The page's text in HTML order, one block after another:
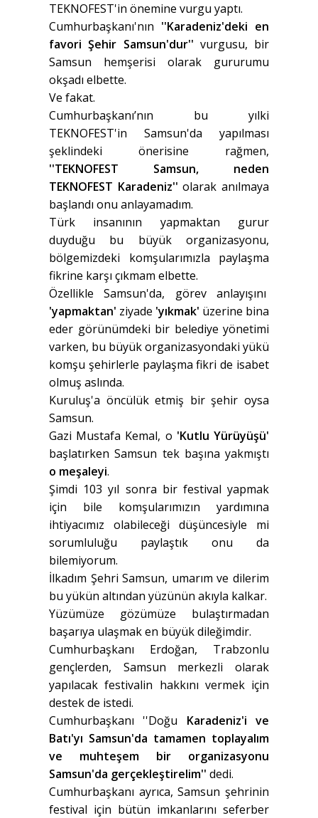
TEKNOFEST'in önemine vurgu yaptı.
Cumhurbaşkanı'nın ''Karadeniz'deki en
favori Şehir Samsun'dur'' vurgusu, bir
Samsun hemşerisi olarak gururumu
okşadı elbette.
Ve fakat.
Cumhurbaşkanı’nın bu yılki
TEKNOFEST'in Samsun'da yapılması
şeklindeki önerisine rağmen,
''TEKNOFEST Samsun, neden
TEKNOFEST Karadeniz'' olarak anılmaya
başlandı onu anlayamadım.
Türk insanının yapmaktan gurur
duyduğu bu büyük organizasyonu,
bölgemizdeki komşularımızla paylaşma
fikrine karşı çıkmam elbette.
Özellikle Samsun'da, görev anlayışını
'yapmaktan' ziyade 'yıkmak' üzerine bina
eder görünümdeki bir belediye yönetimi
varken, bu büyük organizasyondaki yükü
komşu şehirlerle paylaşma fikri de isabet
olmuş aslında.
Kuruluş'a öncülük etmiş bir şehir oysa
Samsun.
Gazi Mustafa Kemal, o 'Kutlu Yürüyüşü'
başlatırken Samsun tek başına yakmıştı
o meşaleyi.
Şimdi 103 yıl sonra bir festival yapmak
için bile komşularımızın yardımına
ihtiyacımız olabileceği düşüncesiyle mi
sorumluluğu paylaştık onu da
bilemiyorum.
İlkadım Şehri Samsun, umarım ve dilerim
bu yükün altından yüzünün akıyla kalkar.
Yüzümüze gözümüze bulaştırmadan
başarıya ulaşmak en büyük dileğimdir.
Cumhurbaşkanı Erdoğan, Trabzonlu
gençlerden, Samsun merkezli olarak
yapılacak festivalin hakkını vermek için
destek de istedi.
Cumhurbaşkanı ''Doğu Karadeniz'i ve
Batı'yı Samsun'da tamamen toplayalım
ve muhteşem bir organizasyonu
Samsun'da gerçekleştirelim'' dedi.
Cumhurbaşkanı ayrıca, Samsun şehrinin
festival için bütün imkanlarını seferber